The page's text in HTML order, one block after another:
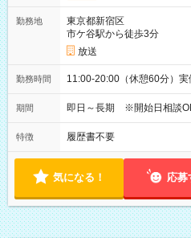
勤務地
東京都新宿区
市ケ谷駅から徒歩3分
放送
勤務時間 11:00-20:00（休憩60分）実
期間 即日～長期 ※開始日相談
特徴 履歴書不要
気になる！ 応募